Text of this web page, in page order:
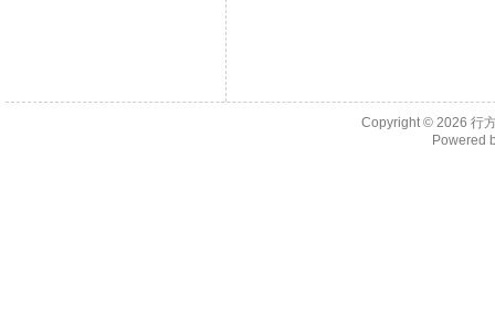
Copyright © 2026行
Powered